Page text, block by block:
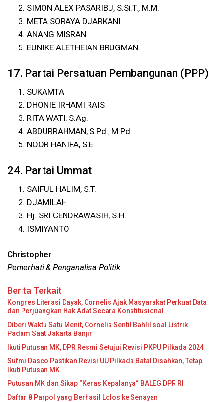
SIMON ALEX PASARIBU, S.Si.T., M.M.
META SORAYA DJARKANI
ANANG MISRAN
EUNIKE ALETHEIAN BRUGMAN
17. Partai Persatuan Pembangunan (PPP)
SUKAMTA
DHONIE IRHAMI RAIS
RITA WATI, S.Ag.
ABDURRAHMAN, S.Pd., M.Pd.
NOOR HANIFA, S.E.
24. Partai Ummat
SAIFUL HALIM, S.T.
DJAMILAH
Hj. SRI CENDRAWASIH, S.H.
ISMIYANTO
Christopher
Pemerhati & Penganalisa Politik
Berita Terkait
Kongres Literasi Dayak, Cornelis Ajak Masyarakat Perkuat Data
dan Perjuangkan Hak Adat Secara Konstitusional
Diberi Waktu Satu Menit, Cornelis Sentil Bahlil soal Listrik
Padam Saat Jakarta Banjir
Ikuti Putusan MK, DPR Resmi Setujui Revisi PKPU Pilkada 2024
Sufmi Dasco Pastikan Revisi UU Pilkada Batal Disahkan, Tetap
Ikuti Putusan MK
Putusan MK dan Sikap “Keras Kepalanya“ BALEG DPR RI
Daftar 8 Parpol yang Berhasil Lolos ke Senayan